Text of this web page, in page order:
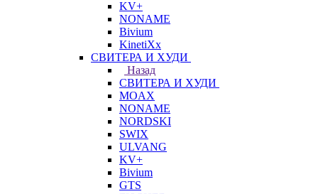
KV+
NONAME
Bivium
KinetiXx
СВИТЕРА И ХУДИ
Назад
СВИТЕРА И ХУДИ
MOAX
NONAME
NORDSKI
SWIX
ULVANG
KV+
Bivium
GTS